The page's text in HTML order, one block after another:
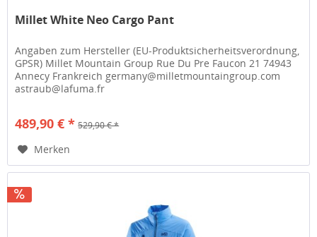
Millet White Neo Cargo Pant
Angaben zum Hersteller (EU-Produktsicherheitsverordnung,
GPSR) Millet Mountain Group Rue Du Pre Faucon 21 74943
Annecy Frankreich germany@milletmountaingroup.com
astraub@lafuma.fr
489,90 € * 529,90 € *
Merken